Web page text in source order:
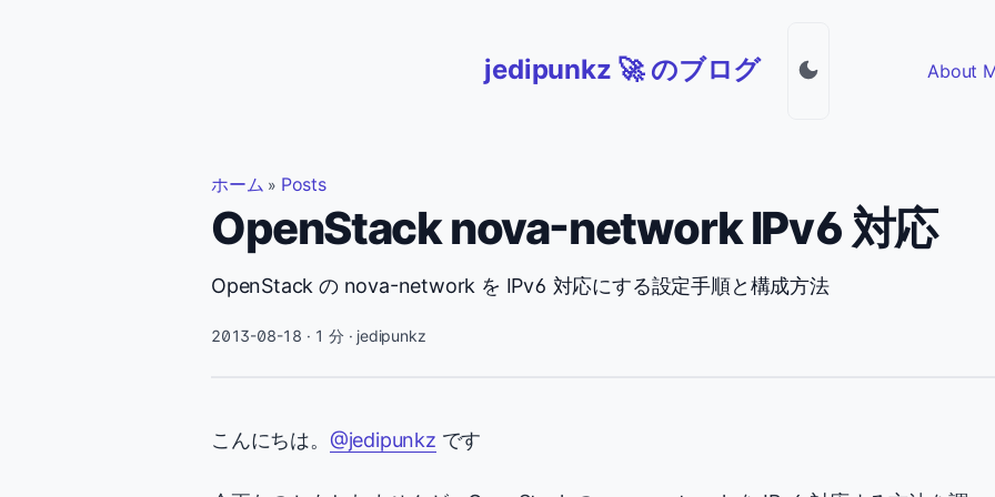
jedipunkz 🚀 のブログ About
ホーム » Posts
OpenStack nova-network IPv6 対応
OpenStack の nova-network を IPv6 対応にする設定手順と構成方法
2013-08-18 · 1 分 · jedipunkz
こんにちは。 @jedipunkz です